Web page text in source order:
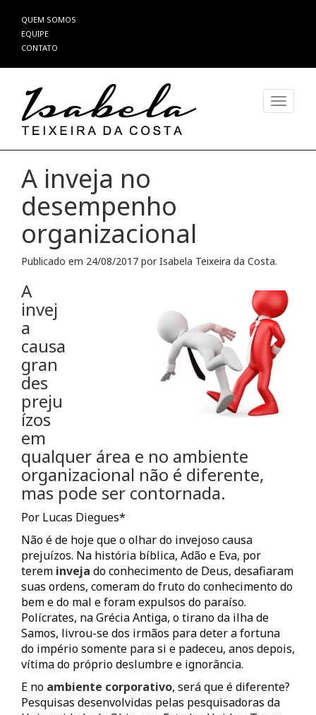
Pular
para
o
QUEM SOMOS
EQUIPE
CONTATO
A inveja no
desempenho
organizacional
Publicado em 24/08/2017 porIsabela Teixeira da Costa.
A
invej
a
causa
gran
des
preju
ízos
em
qualquer área e no ambiente
organizacional não é diferente,
mas pode ser contornada.
Por Lucas Diegues*
Não é de hoje que o olhar do invejoso causa
prejuízos. Na história bíblica, Adão e Eva, por
terem inveja do conhecimento de Deus, desafiaram
suas ordens, comeram do fruto do conhecimento do
bem e do mal e foram expulsos do paraíso.
Polícrates, na Grécia Antiga, o tirano da ilha de
Samos, livrou-se dos irmãos para deter a fortuna
do império somente para si e padeceu, anos depois,
vítima do próprio deslumbre e ignorância.
E no ambiente corporativo, será que é diferente?
Pesquisas desenvolvidas pelas pesquisadoras da